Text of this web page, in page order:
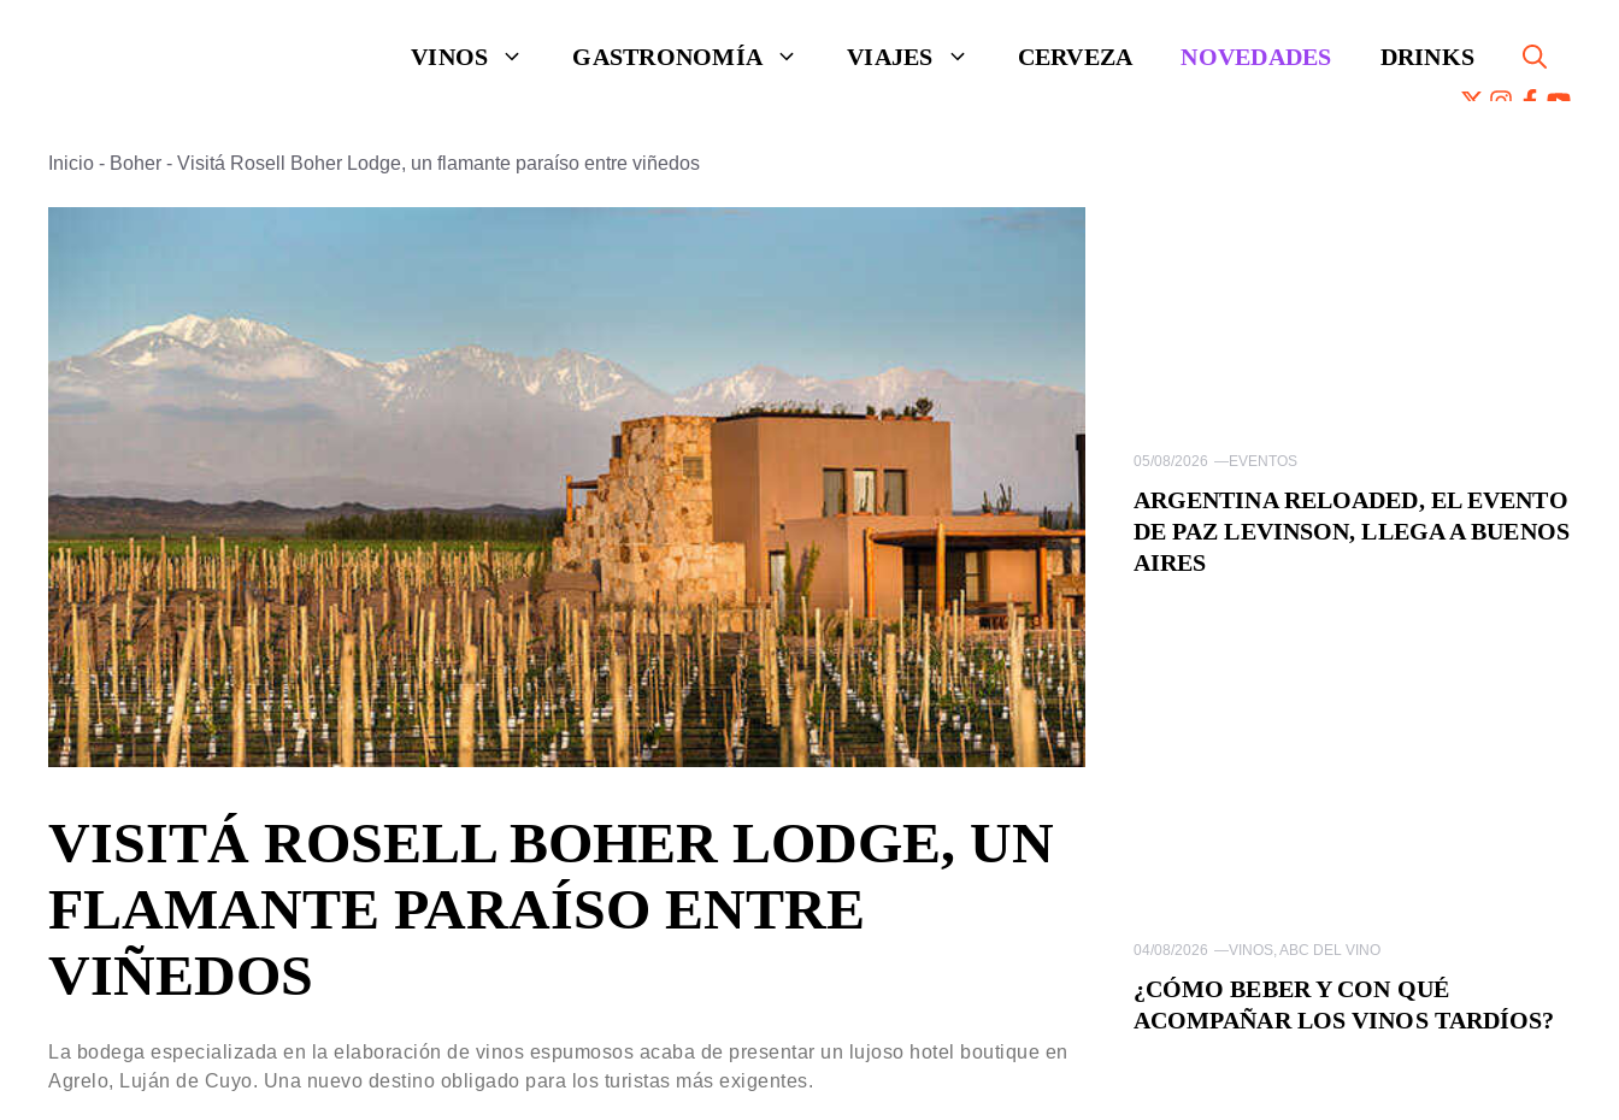
VINOS GASTRONOMÍA VIAJES CERVEZA NOVEDADES DRINKS
Inicio - Boher - Visitá Rosell Boher Lodge, un flamante paraíso entre viñedos
VISITÁ ROSELL BOHER LODGE, UN
FLAMANTE PARAÍSO ENTRE
VIÑEDOS
La bodega especializada en la elaboración de vinos espumosos acaba de presentar un lujoso hotel boutique en
Agrelo, Luján de Cuyo. Una nuevo destino obligado para los turistas más exigentes.
05/08/2026 —EVENTOS
ARGENTINA RELOADED, EL EVENTO
DE PAZ LEVINSON, LLEGA A BUENOS
AIRES
04/08/2026 —VINOS, ABC DEL VINO
¿CÓMO BEBER Y CON QUÉ
ACOMPAÑAR LOS VINOS TARDÍOS?